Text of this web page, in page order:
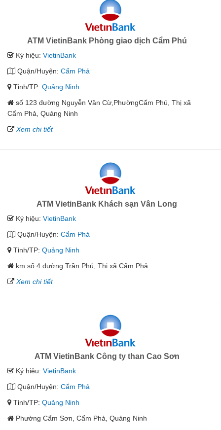
ATM VietinBank Phòng giao dịch Cẩm Phú
Ký hiệu: VietinBank
Quận/Huyện: Cẩm Phả
Tỉnh/TP: Quảng Ninh
số 123 đường Nguyễn Văn Cừ,PhườngCẩm Phú, Thị xã
Cẩm Phả, Quảng Ninh
Xem chi tiết
ATM VietinBank Khách sạn Vân Long
Ký hiệu: VietinBank
Quận/Huyện: Cẩm Phả
Tỉnh/TP: Quảng Ninh
km số 4 đường Trần Phú, Thị xã Cẩm Phả
Xem chi tiết
ATM VietinBank Công ty than Cao Sơn
Ký hiệu: VietinBank
Quận/Huyện: Cẩm Phả
Tỉnh/TP: Quảng Ninh
Phường Cẩm Sơn, Cẩm Phả, Quảng Ninh